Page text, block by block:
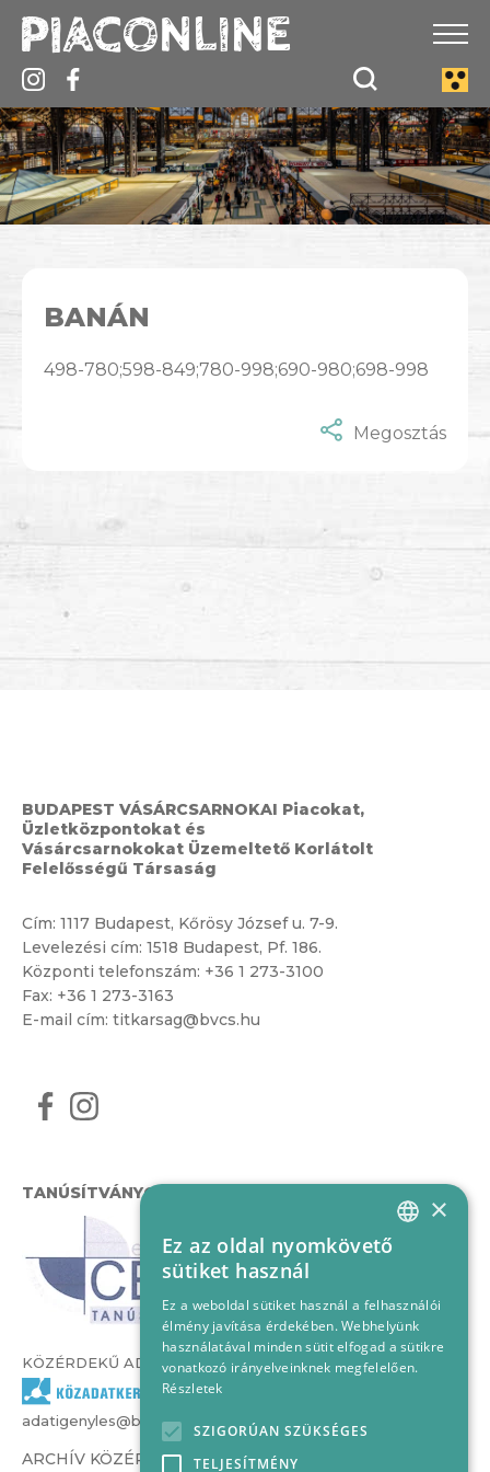
BANÁN
498-780;598-849;780-998;690-980;698-998
Megosztás
BUDAPEST VÁSÁRCSARNOKAI Piacokat,
Üzletközpontokat és
Vásárcsarnokokat Üzemeltető Korlátolt
Felelősségű Társaság
Cím: 1117 Budapest, Kőrösy József u. 7-9.
Levelezési cím: 1518 Budapest, Pf. 186.
Központi telefonszám: +36 1 273-3100
Fax: +36 1 273-3163
E-mail cím: titkarsag@bvcs.hu
TANÚSÍTVÁNYOK
KÖZÉRDEKŰ ADATOK
adatigenyles@bvcs.hu
ARCHÍV KÖZÉRDEKŰ ADATOK –
HUNGARIAN
×
Ez az oldal nyomkövető
sütiket használ
Ez a weboldal sütiket használ a felhasználói
élmény javítása érdekében. Webhelyünk
használatával minden sütit elfogad a sütikre
vonatkozó irányelveinknek megfelelően.
Részletek
SZIGORÚAN SZÜKSÉGES
TELJESÍTMÉNY